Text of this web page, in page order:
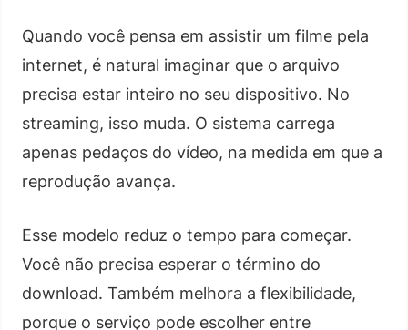
Quando você pensa em assistir um filme pela
internet, é natural imaginar que o arquivo
precisa estar inteiro no seu dispositivo. No
streaming, isso muda. O sistema carrega
apenas pedaços do vídeo, na medida em que a
reprodução avança.
Esse modelo reduz o tempo para começar.
Você não precisa esperar o término do
download. Também melhora a flexibilidade,
porque o serviço pode escolher entre